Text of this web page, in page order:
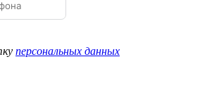
персональных данных